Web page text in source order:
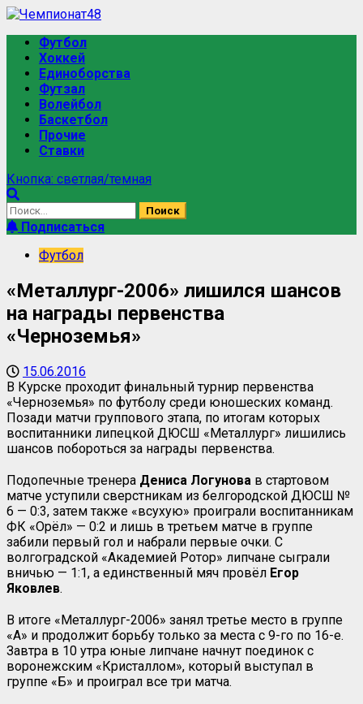
Перейти
содержимому
Основное
меню
Футбол
Хоккей
Единоборства
Футзал
Волейбол
Баскетбол
Прочие
Ставки
Кнопка: светлая/темная
Найти:
Подписаться
Футбол
«Металлург-2006» лишился шансов
на награды первенства
«Черноземья»
15.06.2016
В Курске проходит финальный турнир первенства
«Черноземья» по футболу среди юношеских команд.
Позади матчи группового этапа, по итогам которых
воспитанники липецкой ДЮСШ «Металлург» лишились
шансов побороться за награды первенства.
Подопечные тренера Дениса Логунова в стартовом
матче уступили сверстникам из белгородской ДЮСШ №
6 — 0:3, затем также «всухую» проиграли воспитанникам
ФК «Орёл» — 0:2 и лишь в третьем матче в группе
забили первый гол и набрали первые очки. С
волгоградской «Академией Ротор» липчане сыграли
вничью — 1:1, а единственный мяч провёл Егор
Яковлев.
В итоге «Металлург-2006» занял третье место в группе
«А» и продолжит борьбу только за места с 9-го по 16-е.
Завтра в 10 утра юные липчане начнут поединок с
воронежским «Кристаллом», который выступал в
группе «Б» и проиграл все три матча.